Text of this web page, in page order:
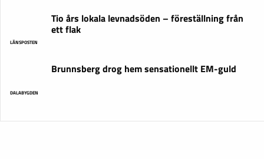
LÄNSPOSTEN
Tio års lokala levnadsöden – föreställning från
ett flak
DALABYGDEN
Brunnsberg drog hem sensationellt EM-guld